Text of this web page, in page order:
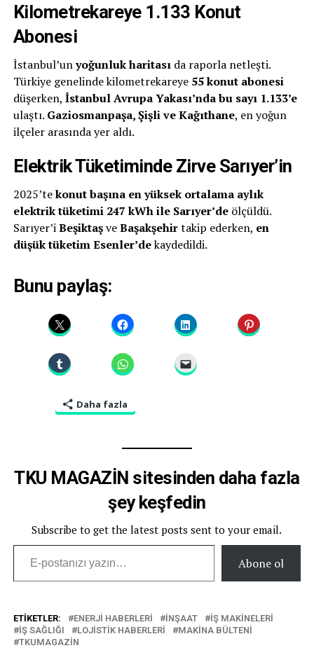
Kilometrekareye 1.133 Konut
Abonesi
İstanbul’unyoğunluk haritasıda raporla netleşti.
Türkiye genelinde kilometrekareye 55 konut abonesi
düşerken, İstanbul Avrupa Yakası’nda bu sayı 1.133’e
ulaştı. Gaziosmanpaşa, Şişli ve Kağıthane, en yoğun
ilçeler arasında yer aldı.
Elektrik Tüketiminde Zirve Sarıyer’in
2025’tekonut başına en yüksek ortalama aylık
elektrik tüketimi 247 kWh ile Sarıyer’deölçüldü.
Sarıyer’iBeşiktaşveBaşakşehirtakip ederken, en
düşük tüketim Esenler’dekaydedildi.
Bunu paylaş:
Daha fazla
TKU MAGAZİN sitesinden daha fazla
şey keşfedin
Subscribe to get the latest posts sent to your email.
E-postanızı yazın…
Abone ol
ETIKETLER: ENERJI HABERLERI INŞAAT
IŞ MAKINELERI
IŞ SAĞLIĞI
LOJISTIK HABERLERI
MAKINA BÜLTENI
TKUMAGAZIN